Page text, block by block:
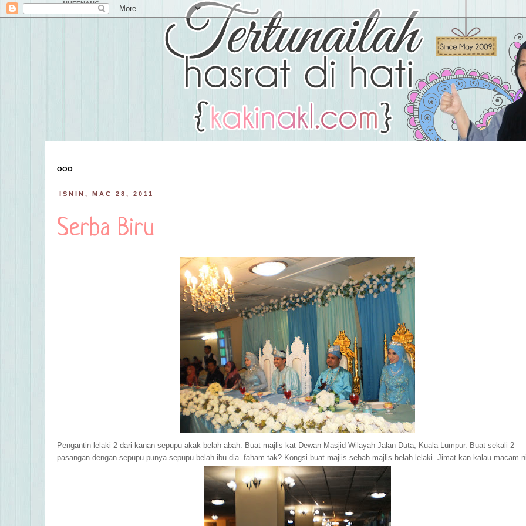
NUFFNANG
OOO
ISNIN, MAC 28, 2011
Serba Biru
Pengantin lelaki 2 dari kanan sepupu akak belah abah. Buat majlis kat Dewan Masjid Wilayah Jalan Duta, Kuala Lumpur. Buat sekali 2
pasangan dengan sepupu punya sepupu belah ibu dia..faham tak? Kongsi buat majlis sebab majlis belah lelaki. Jimat kan kalau macam